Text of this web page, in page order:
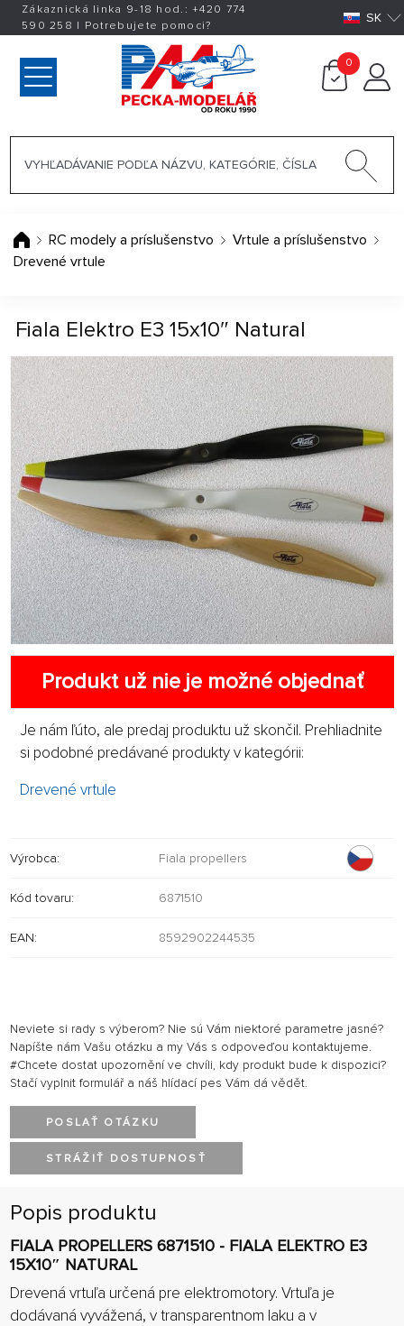
Zákaznická linka 9-18 hod.:+420 774
590 258 | Potrebujete pomoci? SK
0
RC modely a príslušenstvo
Vrtule a príslušenstvo
Drevené vrtule
Fiala Elektro E3 15x10″ Natural
Produkt už nie je možné objednať
Je nám ľúto, ale predaj produktu už skončil. Prehliadnite
si podobné predávané produkty v kategórii:
Drevené vrtule
Výrobca: Fiala propellers
Kód tovaru: 6871510
EAN: 8592902244535
Neviete si rady s výberom? Nie sú Vám niektoré parametre jasné?
Napíšte nám Vašu otázku a my Vás s odpoveďou kontaktujeme.
#Chcete dostat upozornění ve chvíli, kdy produkt bude k dispozici?
Stačí vyplnit formulář a náš hlídací pes Vám dá vědět.
POSLAŤ OTÁZKU
STRÁŽIŤ DOSTUPNOSŤ
Popis produktu
FIALA PROPELLERS 6871510 - FIALA ELEKTRO E3
15X10″ NATURAL
Drevená vrtuľa určená pre elektromotory. Vrtuľa je
dodávaná vyvážená, v transparentnom laku a v